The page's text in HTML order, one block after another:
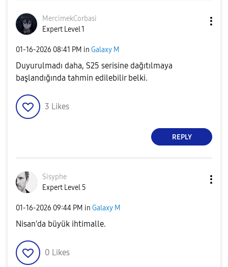
MercimekCorbasi
Expert Level 1
‎01-16-2026 08:41 PM in Galaxy M
Duyurulmadı daha, S25 serisine dağıtılmaya
başlandığında tahmin edilebilir belki.
3 Likes
REPLY
Sisyphe
Expert Level 5
‎01-16-2026 09:44 PM in Galaxy M
Nisan'da büyük ihtimalle.
0 Likes